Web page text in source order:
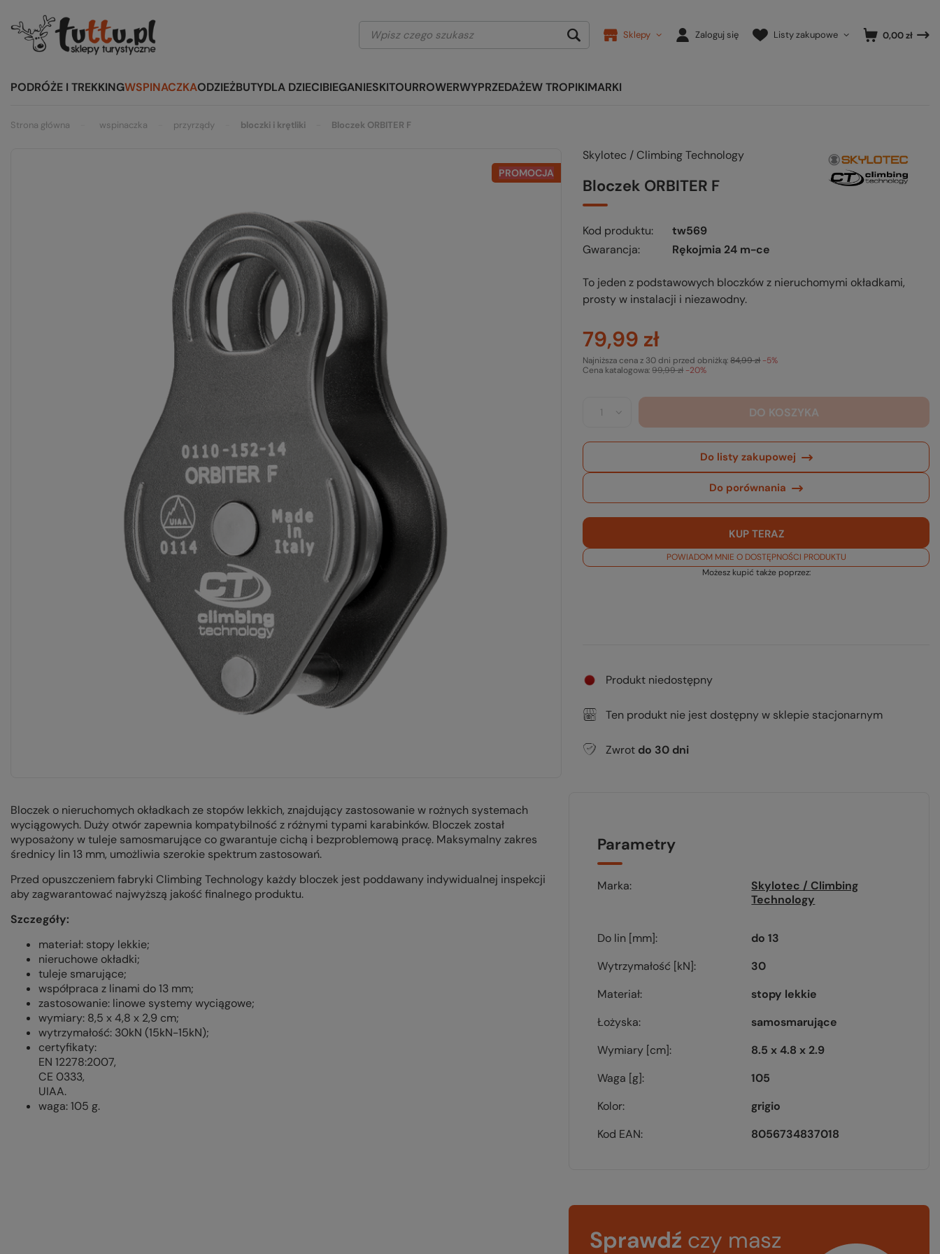
Sklepy Zaloguj się Listy zakupowe 0,00 zł
PODRÓŻE I TREKKINGWSPINACZKAODZIEŻBUTYDLA DZIECIBIEGANIESKITOURROWERWYPRZEDAŻEW TROPIKIMARKI
Strona główna wspinaczka przyrządy bloczki i krętliki Bloczek ORBITER F
PROMOCJA
Skylotec / Climbing Technology
Bloczek ORBITER F
Kod produktu
tw569
Gwarancja
Rękojmia 24 m-ce
To jeden z podstawowych bloczków z nieruchomymi okładkami,
prosty w instalacji i niezawodny.
79,99 zł
Cena katalogowa:99,99 zł -20%
Najniższa cena z 30 dni przed obniżką:84,99 zł -5%
DO KOSZYKA
Do listy zakupowej
Do porównania
KUP TERAZ
POWIADOM MNIE O DOSTĘPNOŚCI PRODUKTU
Możesz kupić także poprzez:
Produkt niedostępny
Ten produkt nie jest dostępny w sklepie stacjonarnym
Zwrot do 30 dni
Bloczek o nieruchomych okładkach ze stopów lekkich, znajdujący zastosowanie w rożnych systemach
wyciągowych. Duży otwór zapewnia kompatybilność z różnymi typami karabinków. Bloczek został
wyposażony w tuleje samosmarujące co gwarantuje cichą i bezproblemową pracę. Maksymalny zakres
średnicy lin 13 mm, umożliwia szerokie spektrum zastosowań.
Przed opuszczeniem fabryki Climbing Technology każdy bloczek jest poddawany indywidualnej inspekcji
aby zagwarantować najwyższą jakość finalnego produktu.
Szczegóły:
materiał: stopy lekkie;
nieruchowe okładki;
tuleje smarujące;
współpraca z linami do 13 mm;
zastosowanie: linowe systemy wyciągowe;
wymiary: 8,5 x 4,8 x 2,9 cm;
wytrzymałość: 30kN (15kN-15kN);
certyfikaty:
EN 12278:2007,
CE 0333,
UIAA.
waga: 105 g.
Parametry
Marka
Skylotec / Climbing
Technology
Do lin [mm]
do 13
Wytrzymałość [kN]
30
Materiał
stopy lekkie
Łożyska
samosmarujące
Wymiary [cm]
8.5 x 4.8 x 2.9
Waga [g]
105
Kolor
grigio
Kod EAN
8056734837018
Sprawdź czy masz